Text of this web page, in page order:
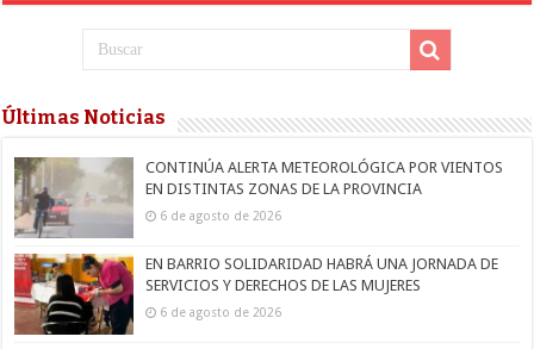
Últimas Noticias
CONTINÚA ALERTA METEOROLÓGICA POR VIENTOS
EN DISTINTAS ZONAS DE LA PROVINCIA
6 de agosto de 2026
EN BARRIO SOLIDARIDAD HABRÁ UNA JORNADA DE
SERVICIOS Y DERECHOS DE LAS MUJERES
6 de agosto de 2026